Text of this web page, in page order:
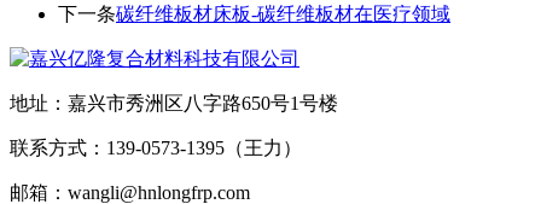
下一条碳纤维板材床板-碳纤维板材在医疗领域
地址：嘉兴市秀洲区八字路650号1号楼
联系方式：139-0573-1395（王力）
邮箱：wangli@hnlongfrp.com